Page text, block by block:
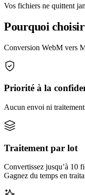
Vos fichiers ne quittent
Pourquoi
Conversion WebM vers
Priorité à la
Aucun envoi ni
Traitement par lot
Convertissez jusqu’à 10
Gagnez du temps en